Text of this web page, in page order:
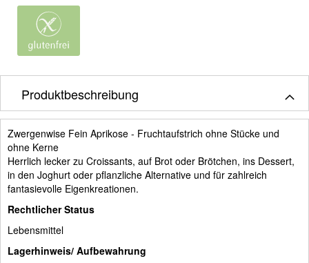
Produktbeschreibung
Zwergenwise Fein Aprikose - Fruchtaufstrich ohne Stücke und
ohne Kerne
Herrlich lecker zu Croissants, auf Brot oder Brötchen, ins Dessert,
in den Joghurt oder pflanzliche Alternative und für zahlreich
fantasievolle Eigenkreationen.
Rechtlicher Status
Lebensmittel
Lagerhinweis/ Aufbewahrung